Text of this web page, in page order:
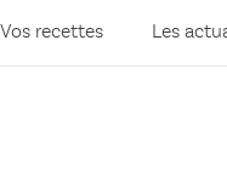
Vos recettes Les